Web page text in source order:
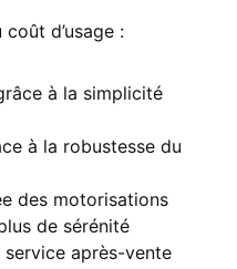
d’usage :
à la simplicité
à la robustesse du
des motorisations
de sérénité
service après-vente